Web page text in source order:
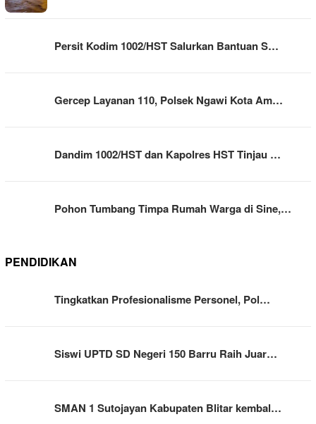
Persit Kodim 1002/HST Salurkan Bantuan S…
Gercep Layanan 110, Polsek Ngawi Kota Am…
Dandim 1002/HST dan Kapolres HST Tinjau …
Pohon Tumbang Timpa Rumah Warga di Sine,…
PENDIDIKAN
Tingkatkan Profesionalisme Personel, Pol…
Siswi UPTD SD Negeri 150 Barru Raih Juar…
SMAN 1 Sutojayan Kabupaten Blitar kembal…